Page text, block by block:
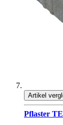
Artikel
Pflaster